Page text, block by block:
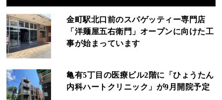
金町駅北口前のスパゲッティー専門店
「洋麺屋五右衛門」オープンに向けた工
事が始まっています
亀有5丁目の医療ビル2階に「ひょうたん
内科ハートクリニック」が9月開院予定